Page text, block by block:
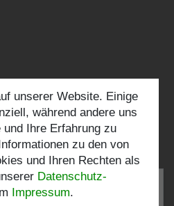
unserer Website. Einige
während andere uns
Ihre Erfahrung zu
zu den von
und Ihren Rechten als
Daten­schutz­
Impressum.